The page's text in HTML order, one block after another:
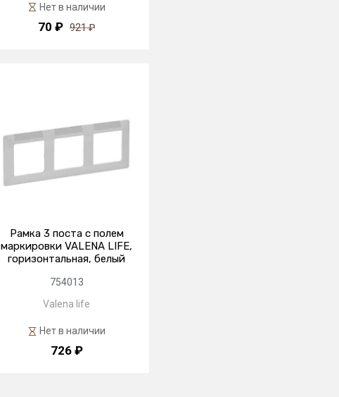
Нет в наличии
70 ₽ 921 ₽
Рамка 3 поста с полем
маркировки VALENA LIFE,
горизонтальная, белый
754013
Valena life
Нет в наличии
726 ₽